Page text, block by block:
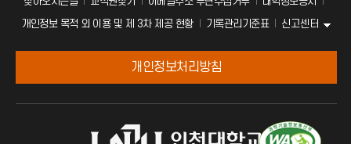
개인정보 목적 외 이용 및 제 3차 제공 현황
기록관리기준표 신고센터
개인정보처리방침